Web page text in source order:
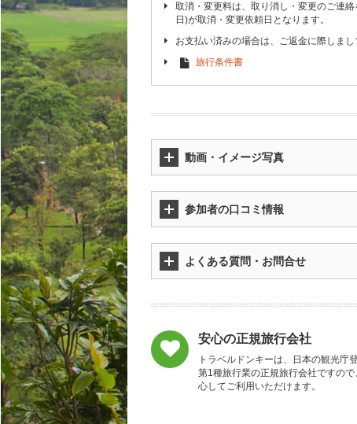
取消・変更料は、取り消し・変更のご連
日)が取消・変更依頼日となります。
お支払い済みの場合は、ご返金に際しま
旅行条件書
動画・イメージ写真
参加者の口コミ情報
よくある質問・お問合せ
安心の正規旅行会社
トラベルドンキーは、日本の観光庁
第1種旅行業の正規旅行会社ですので
心してご利用いただけます。